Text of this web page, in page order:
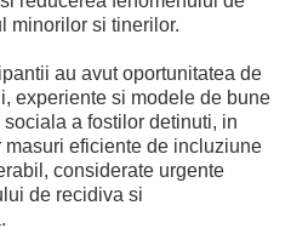
minorilor si tinerilor.
au avut oportunitatea de
experiente si modele de bune
a fostilor detinuti, in
eficiente de incluziune
considerate urgente
de recidiva si